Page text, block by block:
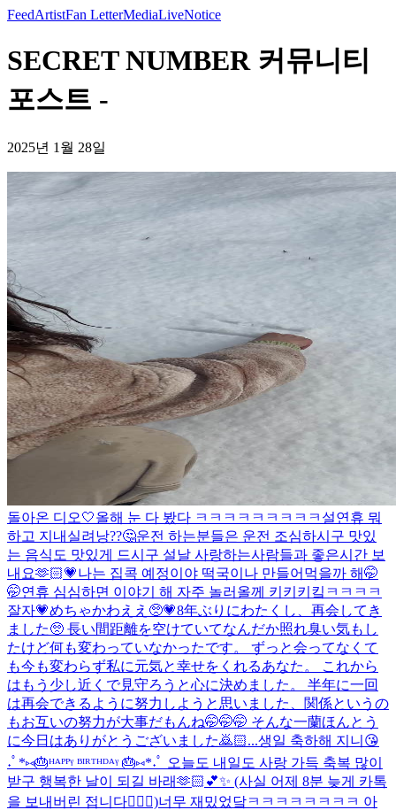
FeedArtistFan LetterMediaLiveNotice
SECRET NUMBER 커뮤니티
포스트 -
2025년 1월 28일
돌아온 디오🤍올해 눈 다 봤다 ㅋㅋㅋㅋㅋㅋㅋㅋㅋ 설연휴 뭐
하고 지내실려낭??🤔운전 하는분들은 운전 조심하시구 맛있
는 음식도 맛있게 드시구 설날 사랑하는사람들과 좋은시간 보
내요🫶🏻💗나는 집콕 예정이야 떡국이나 만들어먹을까 해🤭
🤭연휴 심심하면 이야기 해 자주 놀러올께 키키키킼ㅋㅋㅋㅋ
잘자💗めちゃかわええ🥺💗8年ぶりにわたくし、再会してき
ました🥺 長い間距離を空けていてなんだか照れ臭い気もし
たけど何も変わっていなかったです。 ずっと会ってなくて
も今も変わらず私に元気と幸せをくれるあなた。 これから
はもう少し近くで見守ろうと心に決めました。 半年に一回
は再会できるように努力しようと思いました、関係というの
もお互いの努力が大事だもんね🤭🤭🤭 そんな一蘭ほんとう
に今日はありがとうございました🙇🏻...생일 축하해 지니😘
˖ﾟ*⑅🎂ᴴᴬᴾᴾᵞ ᴮᴵᴿᵀᴴᴰᴬᵞ 🎂⑅*˖ﾟ 오늘도 내일도 사랑 가득 축복 많이
받구 행복한 날이 되길 바래🫶🏻💕✨ (사실 어제 8분 늦게 카톡
을 보내버린 접니다🙇🏻‍♀️)너무 재밌었닼ㅋㅋㅋㅋㅋㅋㅋㅋ 아